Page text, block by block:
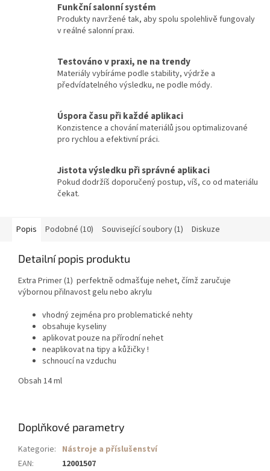
Funkční salonní systém
Produkty navržené tak, aby spolu spolehlivě fungovaly
v reálné salonní praxi.
Testováno v praxi, ne na trendy
Materiály vybíráme podle stability, výdrže a
předvídatelného výsledku, ne podle módy.
Úspora času při každé aplikaci
Konzistence a chování materiálů jsou optimalizované
pro rychlou a efektivní práci.
Jistota výsledku při správné aplikaci
Pokud dodržíš doporučený postup, víš, co od materiálu
čekat.
Popis Podobné (10) Související soubory (1) Diskuze
Detailní popis produktu
Extra Primer (1) perfektně odmašťuje nehet, čímž zaručuje
výbornou přilnavost gelu nebo akrylu
vhodný zejména pro problematické nehty
obsahuje kyseliny
aplikovat pouze na přírodní nehet
neaplikovat na tipy a kůžičky !
schnoucí na vzduchu
Obsah 14 ml
Doplňkové parametry
Kategorie: Nástroje a příslušenství
EAN: 12001507